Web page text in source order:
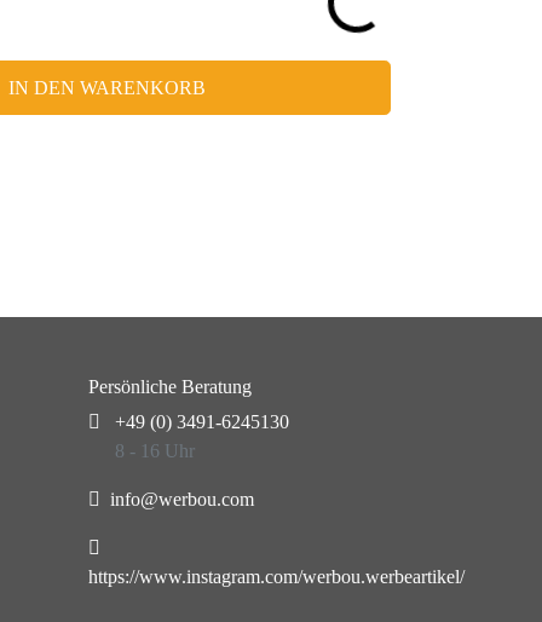
IN DEN WARENKORB
Persönliche Beratung
+49 (0) 3491-6245130
8 - 16 Uhr
info@werbou.com
https://www.instagram.com/werbou.werbeartikel/